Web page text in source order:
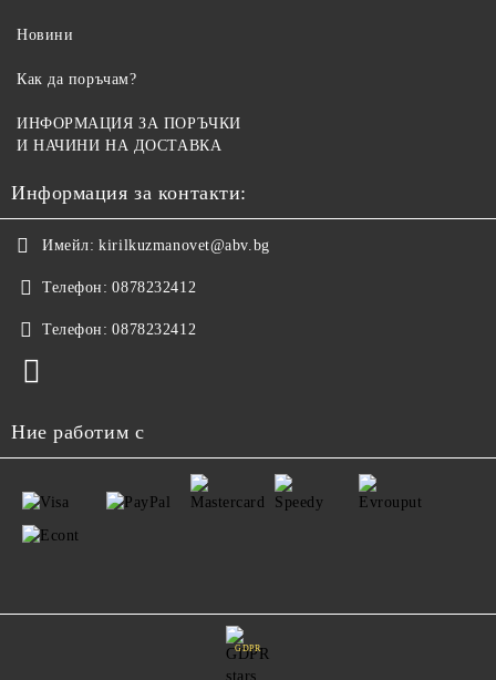
Новини
Как да поръчам?
ИНФОРМАЦИЯ ЗА ПОРЪЧКИ
И НАЧИНИ НА ДОСТАВКА
Информация за контакти:
Имейл: kirilkuzmanovet@abv.bg
Телефон: 0878232412
Телефон: 0878232412
Ние работим с
GDPR